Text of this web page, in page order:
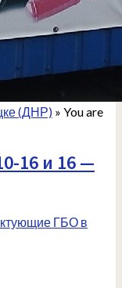
(ДНР)» You are
16 и 16 —
ГБО в